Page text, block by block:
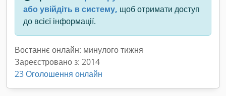
або увійдіть в систему, щоб отримати доступ
до всієї інформації.
Востаннє онлайн: минулого тижня
Зареєстровано з: 2014
23 Оголошення онлайн